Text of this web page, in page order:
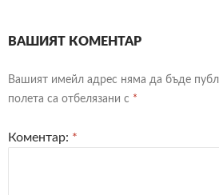
ВАШИЯТ КОМЕНТАР
Вашият имейл адрес няма да бъде
полета са отбелязани с *
Коментар: *